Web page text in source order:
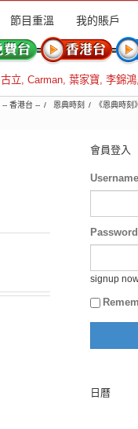
節目重溫 我的賬戶
古立, Carman, 葉家寶, 李錦鴻,
-- 香港台 -- 恩典時刻
《恩典時
會員登入
signup
日曆